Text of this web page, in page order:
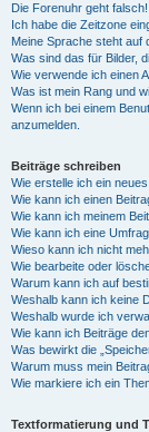
Die Forenuhr geht falsch!
Ich habe die Zeitzone
Meine Sprache steht auf
Was sind das für Bilder,
Wie verwende ich einen
Was ist mein Rang und
Wenn ich bei einem
anzumelden.
Beiträge schreiben
Wie erstelle ich ein
Wie kann ich einen
Wie kann ich meinem
Wie kann ich eine
Wieso kann ich nicht
Wie bearbeite oder
Warum kann ich auf
Weshalb kann ich keine
Weshalb wurde ich
Wie kann ich Beiträge
Was bewirkt die
Warum muss mein
Wie markiere ich ein
Textformatierung und